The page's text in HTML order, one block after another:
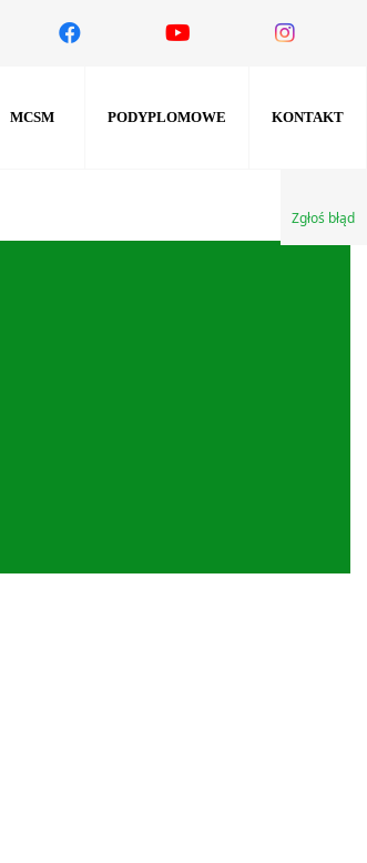
MCSM PODYPLOMOWE KONTAKT
Zgłoś błąd